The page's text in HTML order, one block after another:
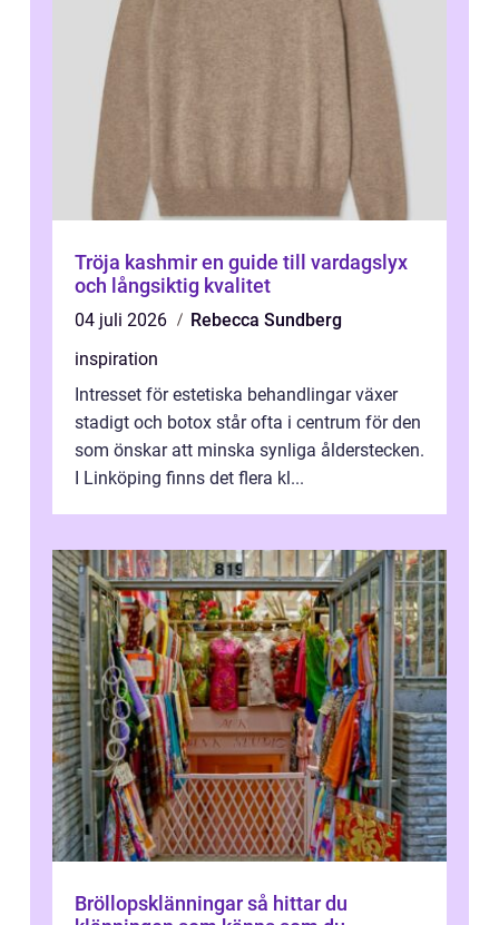
Tröja kashmir en guide till vardagslyx
och långsiktig kvalitet
04 juli 2026
Rebecca Sundberg
inspiration
Intresset för estetiska behandlingar växer
stadigt och botox står ofta i centrum för den
som önskar att minska synliga ålderstecken.
I Linköping finns det flera kl...
Bröllopsklänningar så hittar du